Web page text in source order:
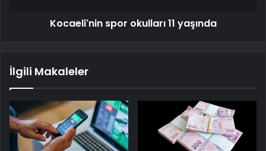
Kocaeli'nin spor okulları 11 yaşında
İlgili Makaleler